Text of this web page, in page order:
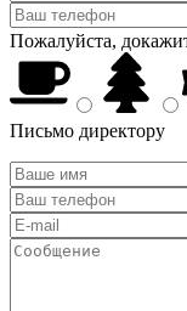
Пожалуйста,
Письмо директору